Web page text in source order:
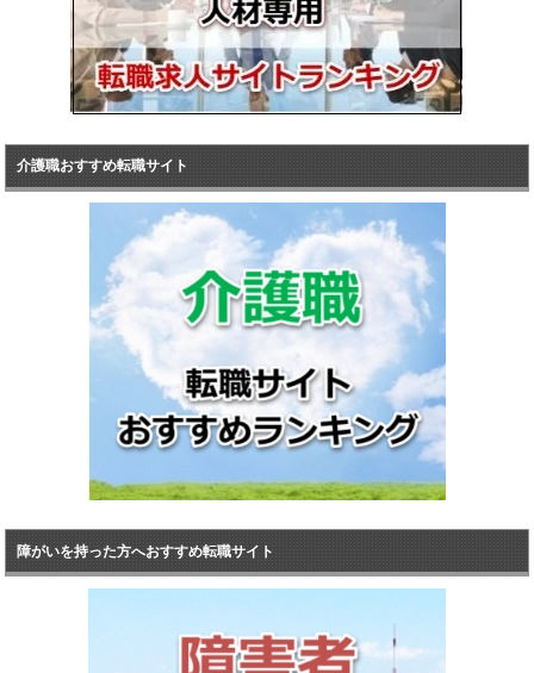
介護職おすすめ転職サイト
障がいを持った方へおすすめ転職サイト